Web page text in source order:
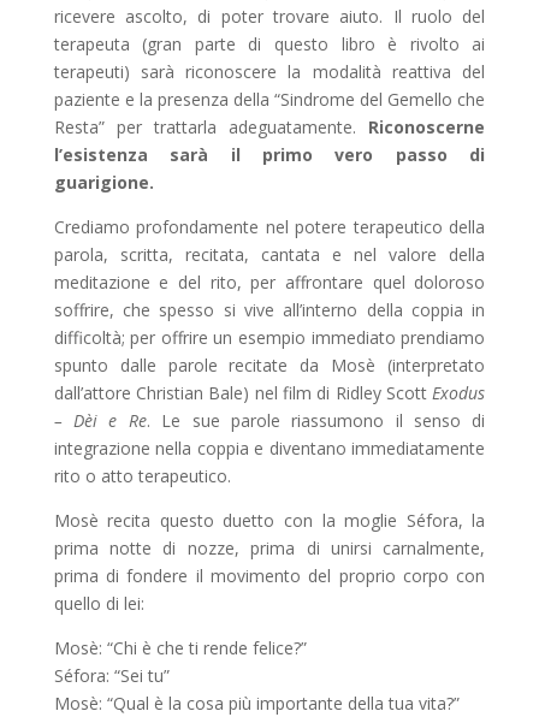
ricevere ascolto, di poter trovare aiuto. Il ruolo del
terapeuta (gran parte di questo libro è rivolto ai
terapeuti) sarà riconoscere la modalità reattiva del
paziente e la presenza della “Sindrome del Gemello che
Resta” per trattarla adeguatamente. Riconoscerne
l’esistenza sarà il primo vero passo di
guarigione.
Crediamo profondamente nel potere terapeutico della
parola, scritta, recitata, cantata e nel valore della
meditazione e del rito, per affrontare quel doloroso
soffrire, che spesso si vive all’interno della coppia in
difficoltà; per offrire un esempio immediato prendiamo
spunto dalle parole recitate da Mosè (interpretato
dall’attore Christian Bale) nel film di Ridley ScottExodus
– Dèi e Re. Le sue parole riassumono il senso di
integrazione nella coppia e diventano immediatamente
rito o atto terapeutico.
Mosè recita questo duetto con la moglie Séfora, la
prima notte di nozze, prima di unirsi carnalmente,
prima di fondere il movimento del proprio corpo con
quello di lei:
Mosè: “Chi è che ti rende felice?”
Séfora: “Sei tu”
Mosè: “Qual è la cosa più importante della tua vita?”